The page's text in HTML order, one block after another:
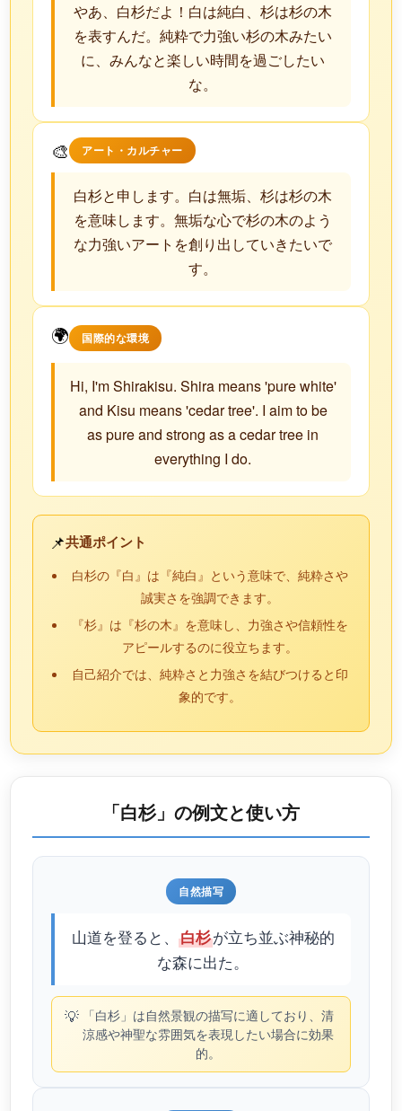
やあ、白杉だよ！白は純白、杉は杉の木
を表すんだ。純粋で力強い杉の木みたい
に、みんなと楽しい時間を過ごしたい
な。
🎨 アート・カルチャー
白杉と申します。白は無垢、杉は杉の木
を意味します。無垢な心で杉の木のよう
な力強いアートを創り出していきたいで
す。
🌍 国際的な環境
Hi, I'm Shirakisu. Shira means 'pure white'
and Kisu means 'cedar tree'. I aim to be
as pure and strong as a cedar tree in
everything I do.
📌共通ポイント
白杉の『白』は『純白』という意味で、純粋さや
誠実さを強調できます。
『杉』は『杉の木』を意味し、力強さや信頼性を
アピールするのに役立ちます。
自己紹介では、純粋さと力強さを結びつけると印
象的です。
「白杉」の例文と使い方
自然描写
山道を登ると、 白杉が立ち並ぶ神秘的
な森に出た。
💡 「白杉」は自然景観の描写に適しており、清
涼感や神聖な雰囲気を表現したい場合に効果
的。